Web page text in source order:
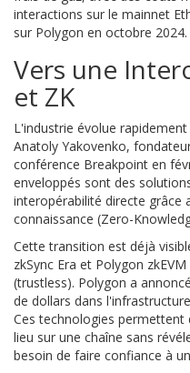
interactions sur le mainnet
sur Polygon en octobre 2024.
Vers une
et ZK
L'industrie évolue
Anatoly Yakovenko,
conférence Breakpoint en
enveloppés sont des
interopérabilité directe grâce
connaissance (Zero-
Cette transition est déjà
zkSync Era et Polygon
(trustless). Polygon a
de dollars dans
Ces technologies
lieu sur une chaîne sans
besoin de faire confiance à